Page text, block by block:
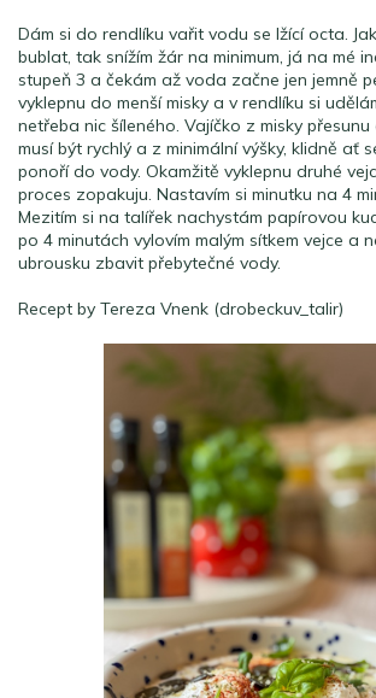
Dám si do rendlíku vařit vodu se lžící octa.
bublat, tak snížím žár na minimum, já na mé
stupeň 3 a čekám až voda začne jen jemně
vyklepnu do menší misky a v rendlíku si
netřeba nic šíleného. Vajíčko z misky
musí být rychlý a z minimální výšky, klidně ať
ponoří do vody. Okamžitě vyklepnu druhé
proces zopakuju. Nastavím si minutku na 4
Mezitím si na talířek nachystám papírovou
po 4 minutách vylovím malým sítkem vejce a
ubrousku zbavit přebytečné vody.
Recept by Tereza Vnenk (drobeckuv_talir)